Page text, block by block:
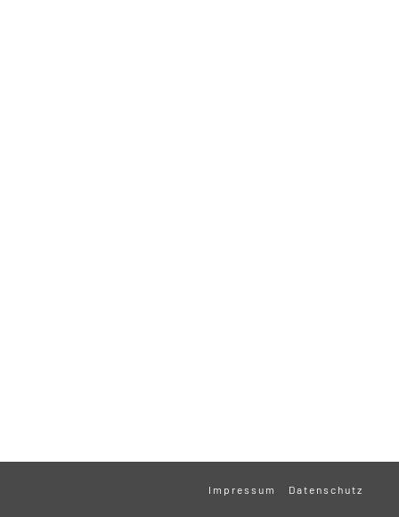
Impressum Datenschutz